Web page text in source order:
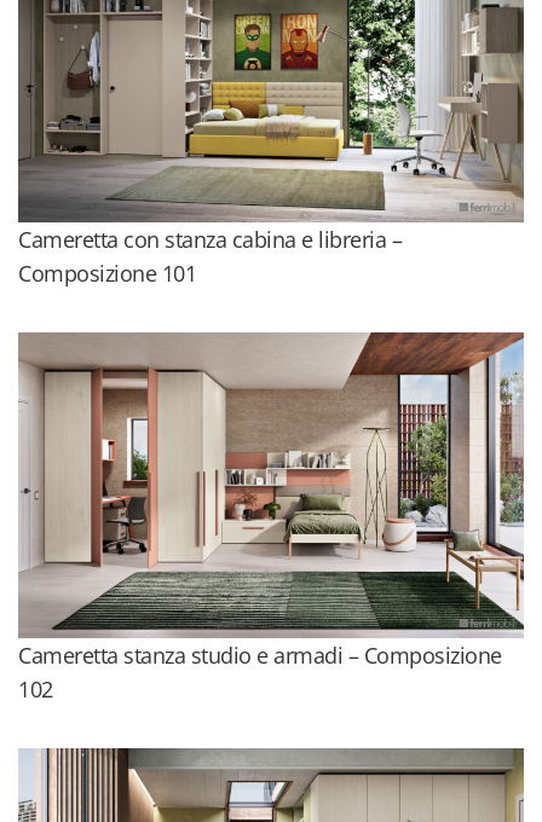
Cameretta con stanza cabina e libreria –
Composizione 101
Cameretta stanza studio e armadi – Composizione
102